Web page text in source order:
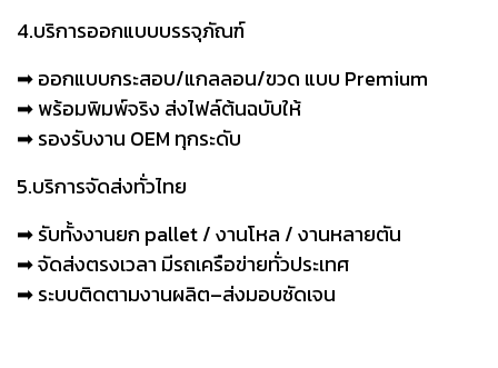
4.บริการออกแบบบรรจุภัณฑ์
➡︎ ออกแบบกระสอบ/แกลลอน/ขวด แบบ Premium
➡︎ พร้อมพิมพ์จริง ส่งไฟล์ต้นฉบับให้
➡︎ รองรับงาน OEM ทุกระดับ
5.บริการจัดส่งทั่วไทย
➡︎ รับทั้งงานยก pallet / งานโหล / งานหลายตัน
➡︎ จัดส่งตรงเวลา มีรถเครือข่ายทั่วประเทศ
➡︎ ระบบติดตามงานผลิต–ส่งมอบชัดเจน